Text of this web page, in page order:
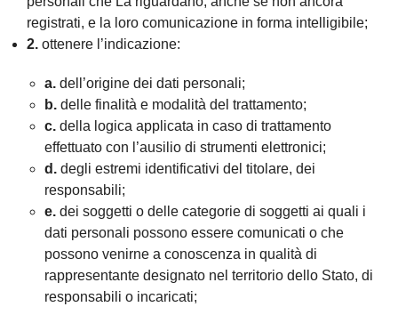
registrati, e la loro comunicazione in forma intelligibile;
2. ottenere l’indicazione:
a. dell’origine dei dati personali;
b. delle finalità e modalità del trattamento;
c. della logica applicata in caso di trattamento
effettuato con l’ausilio di strumenti elettronici;
d. degli estremi identificativi del titolare, dei
responsabili;
e. dei soggetti o delle categorie di soggetti ai quali i
dati personali possono essere comunicati o che
possono venirne a conoscenza in qualità di
rappresentante designato nel territorio dello Stato, di
responsabili o incaricati;